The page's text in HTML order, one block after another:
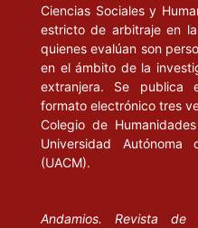
Ciencias Sociales y
estricto de arbitraje en
quienes evalúan son
en el ámbito de la
extranjera. Se publica
formato electrónico tres
Colegio de
Universidad
(UACM).
Andamios. Revista de